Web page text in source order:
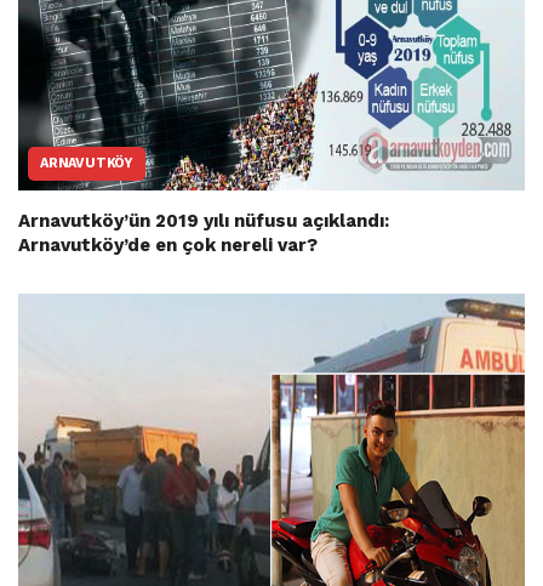
ARNAVUTKÖY
Arnavutköy’ün 2019 yılı nüfusu açıklandı:
Arnavutköy’de en çok nereli var?